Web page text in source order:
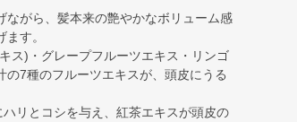
がら、髪本来の艶やかなボリューム感
す。
ス)・グレープフルーツエキス・リンゴ
7種のフルーツエキスが、頭皮にうる
リとコシを与え、紅茶エキスが頭皮の